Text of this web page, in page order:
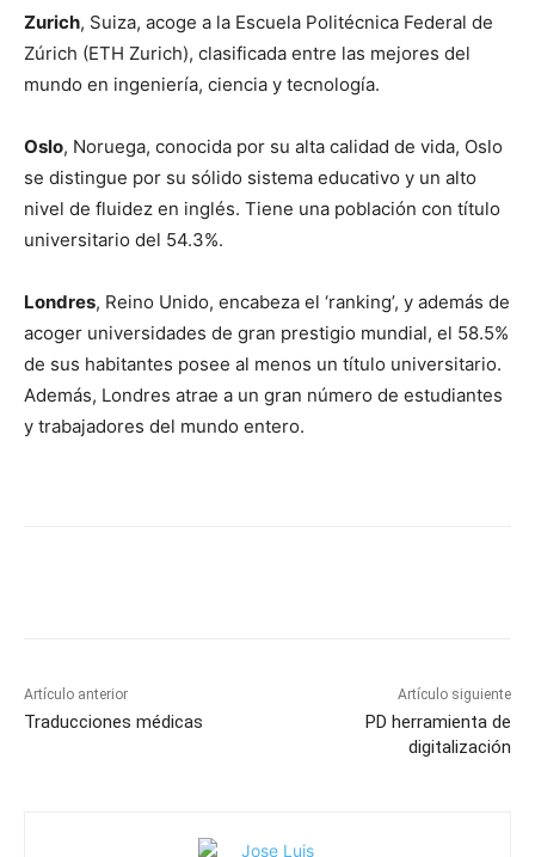
Zurich, Suiza, acoge a la Escuela Politécnica Federal de
Zúrich (ETH Zurich), clasificada entre las mejores del
mundo en ingeniería, ciencia y tecnología.
Oslo, Noruega, conocida por su alta calidad de vida, Oslo
se distingue por su sólido sistema educativo y un alto
nivel de fluidez en inglés. Tiene una población con título
universitario del 54.3%.
Londres, Reino Unido, encabeza el ‘ranking’, y además de
acoger universidades de gran prestigio mundial, el 58.5%
de sus habitantes posee al menos un título universitario.
Además, Londres atrae a un gran número de estudiantes
y trabajadores del mundo entero.
Artículo anterior
Traducciones médicas
Artículo siguiente
PD herramienta de
digitalización